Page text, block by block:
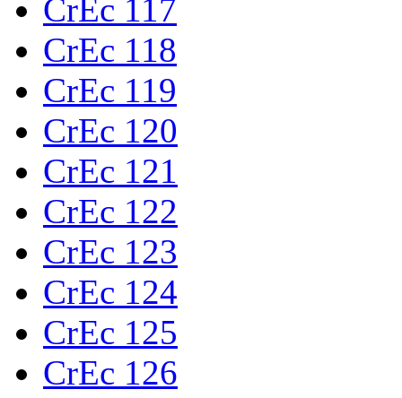
CrEc 117
CrEc 118
CrEc 119
CrEc 120
CrEc 121
CrEc 122
CrEc 123
CrEc 124
CrEc 125
CrEc 126